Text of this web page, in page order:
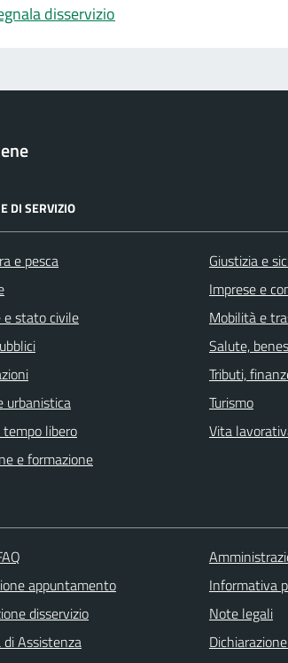
disservizio
DI SERVIZIO
e pesca
e stato civile
urbanistica
libero
e formazione
Giustizia e
Imprese e
Mobilità e
Salute,
Tributi,
Turismo
Vita
appuntamento
disservizio
Assistenza
Informativa
Note legali